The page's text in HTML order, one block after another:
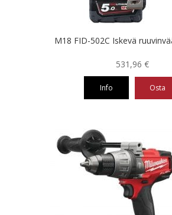
M18 FID-502C Iskevä
531,96 €
Info Osta